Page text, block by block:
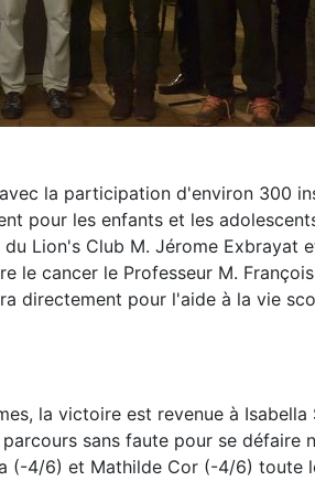
la participation d'environ 300
pour les enfants et les
Lion's Club M. Jérome Exbrayat
le cancer le Professeur M.
directement pour l'aide à la vie
la victoire est revenue à
sans faute pour se défaire
(-4/6) et Mathilde Cor (-4/6) toute